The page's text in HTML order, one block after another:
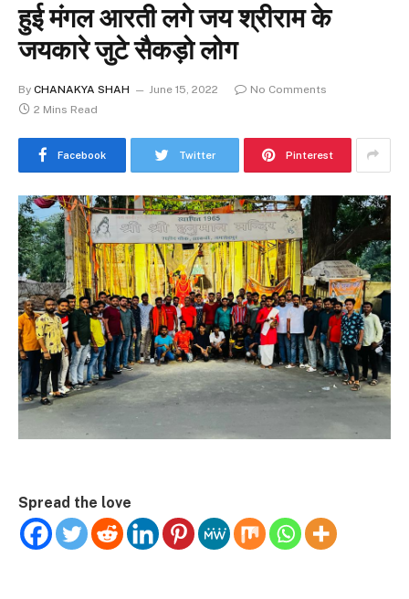
हुई मंगल आरती लगे जय श्रीराम के
जयकारे जुटे सैकड़ो लोग
By CHANAKYA SHAH June 15, 2022
No Comments
2 Mins Read
Facebook Twitter Pinterest
Spread the love